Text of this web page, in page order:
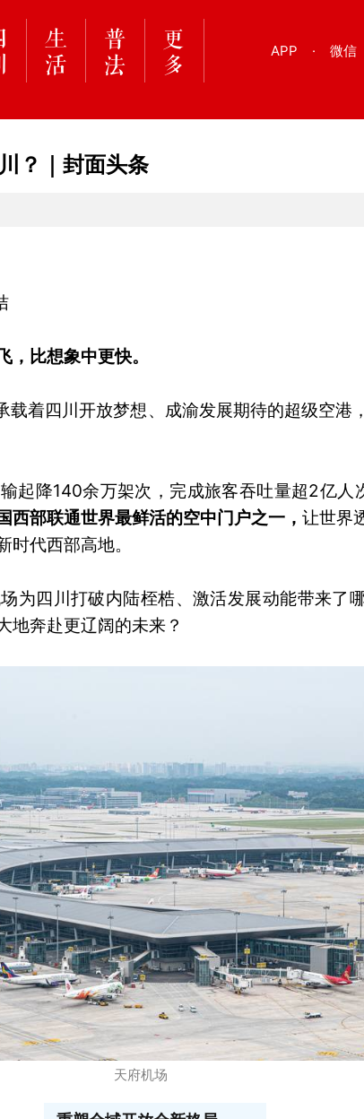
APP · 微信
？｜封面头条
比想象中更快。
着四川开放梦想、成渝发展期待的超级空港
起降140余万架次，完成旅客吞吐量超2亿人
西部联通世界最鲜活的空中门户之一， 让世界
代西部高地。
为四川打破内陆桎梏、激活发展动能带来了
地奔赴更辽阔的未来？
天府机场